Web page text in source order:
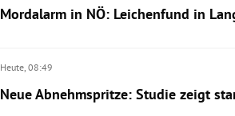
Mordalarm in NÖ: Leichenfund in
Heute, 08:49
Neue Abnehmspritze: Studie zeigt